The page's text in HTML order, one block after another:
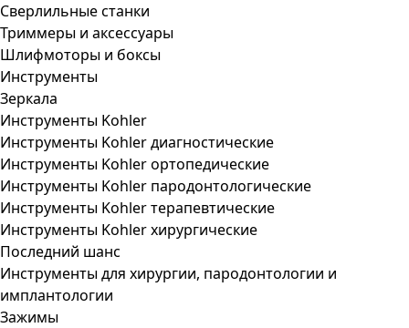
Сверлильные станки
Триммеры и аксессуары
Шлифмоторы и боксы
Инструменты
Зеркала
Инструменты Kohler
Инструменты Kohler диагностические
Инструменты Kohler ортопедические
Инструменты Kohler пародонтологические
Инструменты Kohler терапевтические
Инструменты Kohler хирургические
Последний шанс
Инструменты для хирургии, пародонтологии и
имплантологии
Зажимы